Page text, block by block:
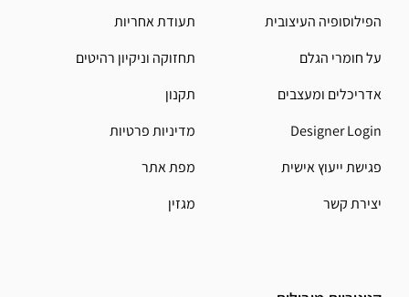
הפילוסופיה העיצובית
על חומרי הגלם
אדריכלים ומעצבים
Designer Login
פגישת ייעוץ אישית
יצירת קשר
תעודת אחריות
תחזוקה וניקיון רהיטים
תקנון
מדיניות פרטיות
מפת אתר
מגזין